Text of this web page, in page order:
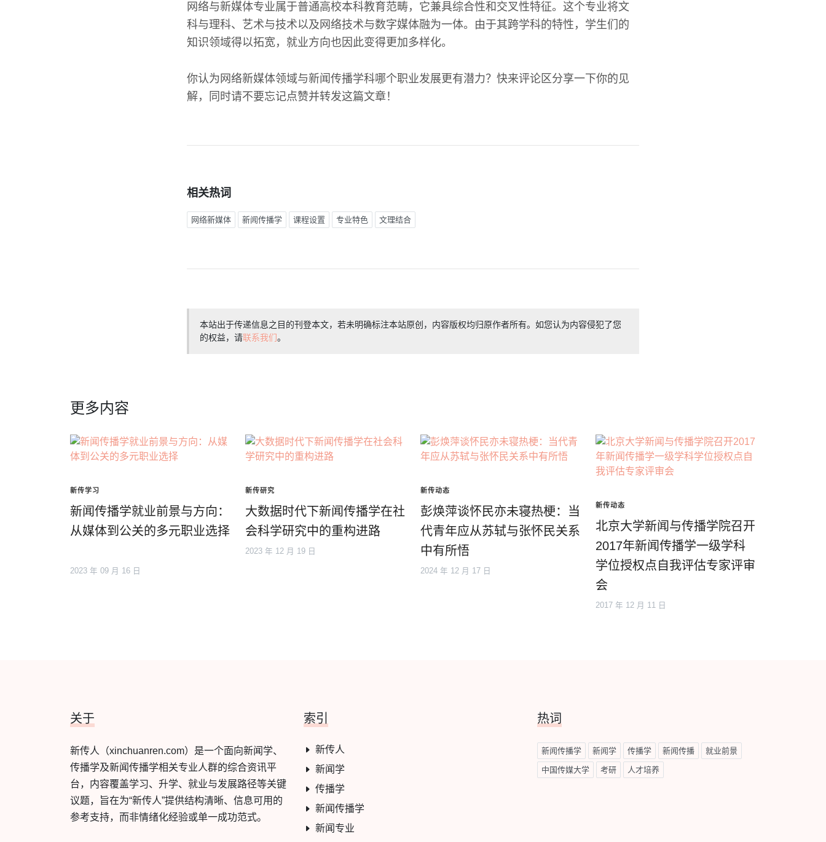
网络与新媒体专业属于普通高校本科教育范畴，它兼具综合性和交叉性特征。这个专业将文
科与理科、艺术与技术以及网络技术与数字媒体融为一体。由于其跨学科的特性，学生们的
知识领域得以拓宽，就业方向也因此变得更加多样化。
你认为网络新媒体领域与新闻传播学科哪个职业发展更有潜力？快来评论区分享一下你的见
解，同时请不要忘记点赞并转发这篇文章！
相关热词
网络新媒体 新闻传播学 课程设置 专业特色 文理结合
本站出于传递信息之目的刊登本文，若未明确标注本站原创，内容版权均归原作者所有。如您认为内容侵犯了您
的权益，请联系我们。
更多内容
新传学习
新闻传播学就业前景与方向：
从媒体到公关的多元职业选择
2023 年 09 月 16 日
新传研究
大数据时代下新闻传播学在社
会科学研究中的重构进路
2023 年 12 月 19 日
新传动态
彭焕萍谈怀民亦未寝热梗：当
代青年应从苏轼与张怀民关系
中有所悟
2024 年 12 月 17 日
新传动态
北京大学新闻与传播学院召开
2017年新闻传播学一级学科
学位授权点自我评估专家评审
会
2017 年 12 月 11 日
关于
新传人（xinchuanren.com）是一个面向新闻学、
传播学及新闻传播学相关专业人群的综合资讯平
台，内容覆盖学习、升学、就业与发展路径等关键
议题，旨在为“新传人”提供结构清晰、信息可用的
参考支持，而非情绪化经验或单一成功范式。
索引
新传人
新闻学
传播学
新闻传播学
新闻专业
热词
新闻传播学 新闻学 传播学 新闻传播 就业前景
中国传媒大学 考研 人才培养